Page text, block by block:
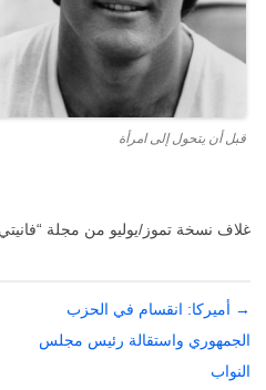
قبل أن يتحول إلى امرأة
غلاف نسخة تموز/يوليو من مجلة “فانيتي
تصفّح
المقالات
→ أميركا: انقسام في الحزب
الجمهوري واستقالة رئيس مجلس
النواب